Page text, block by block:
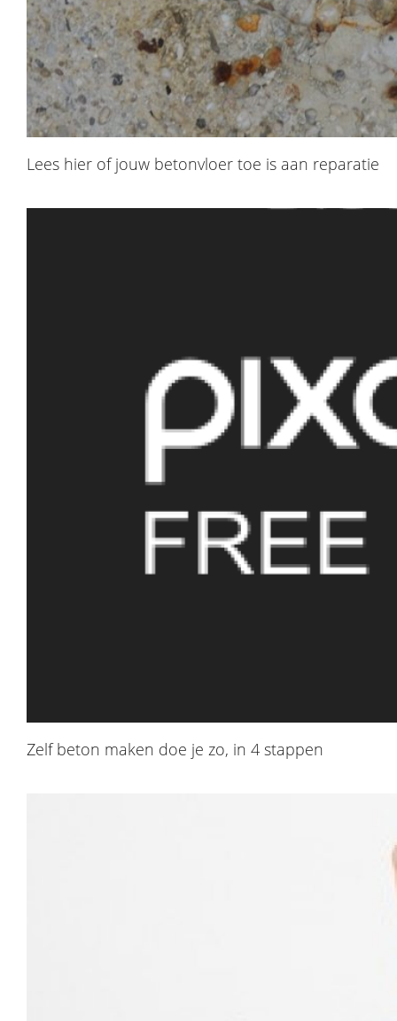
Lees hier of jouw betonvloer toe is aan reparatie
Zelf beton maken doe je zo, in 4 stappen